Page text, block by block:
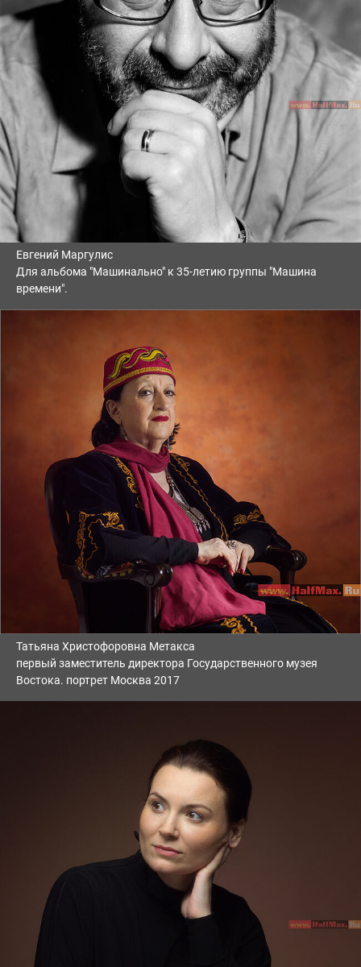
Евгений Маргулис
Для альбома "Машинально" к 35-летию группы "Машина
времени".
Татьяна Христофоровна Метакса
первый заместитель директора Государственного музея
Востока. портрет Москва 2017